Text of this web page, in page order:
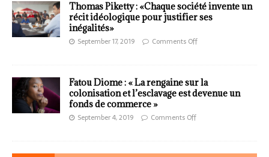
Thomas Piketty : «Chaque société invente un
récit idéologique pour justifier ses
inégalités»
September 17, 2019 Comments Off
Fatou Diome : « La rengaine sur la
colonisation et l’esclavage est devenue un
fonds de commerce »
September 4, 2019 Comments Off